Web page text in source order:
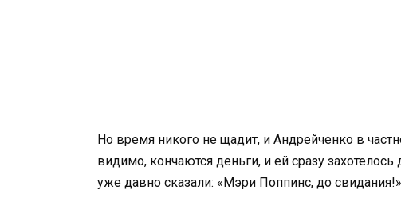
Но время никого не щадит, и Андрейченко в
видимо, кончаются деньги, и ей сразу
уже давно сказали: «Мэри Поппинс, до свидания!»